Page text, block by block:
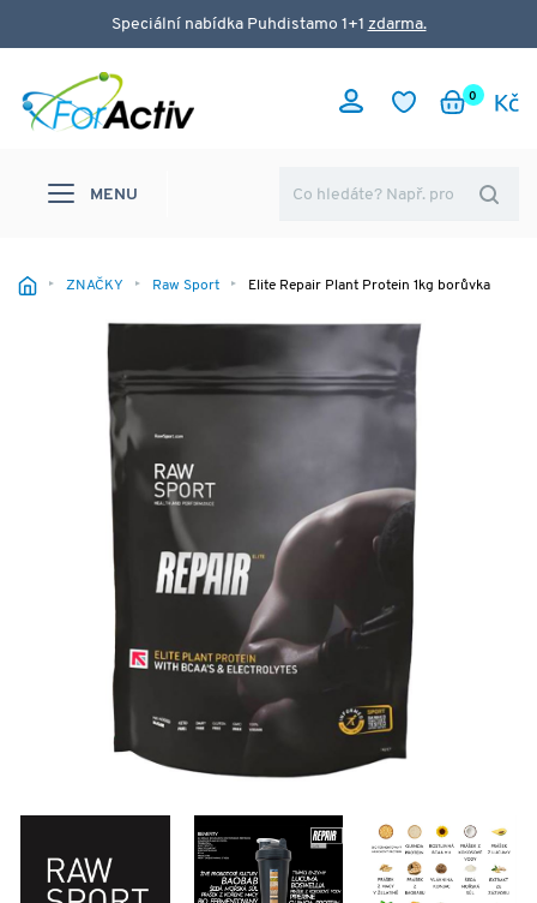
Speciální nabídka Puhdistamo 1+1 zdarma.
0
MENU
ZNAČKY Raw Sport Elite Repair Plant Protein 1kg borůvka